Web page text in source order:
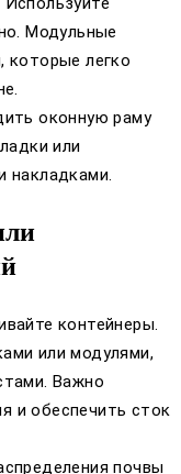
Модульные
которые легко
оконную раму
или
накладками.
контейнеры.
или модулями,
Важно
и обеспечить сток
почвы